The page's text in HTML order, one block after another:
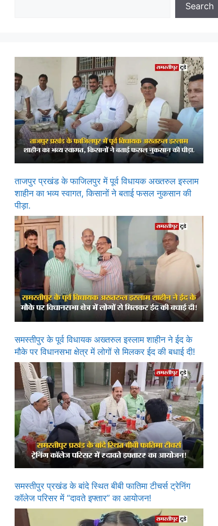
Search
ताजपुर प्रखंड के फाजिलपुर में पूर्व विधायक अख्तरुल इस्लाम
शाहीन का भव्य स्वागत, किसानों ने बताई फसल नुकसान की
पीड़ा.
समस्तीपुर के पूर्व विधायक अख्तरुल इस्लाम शाहीन ने ईद के
मौके पर विधानसभा क्षेत्र में लोगों से मिलकर ईद की बधाई दी!
समस्तीपुर प्रखंड के बांदे स्थित बीबी फातिमा टीचर्स ट्रेनिंग
कॉलेज परिसर में “दावते इफ्तार” का आयोजन!